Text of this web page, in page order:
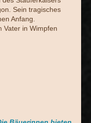
Sein tragisches
Anfang.
Vater in Wimpfen